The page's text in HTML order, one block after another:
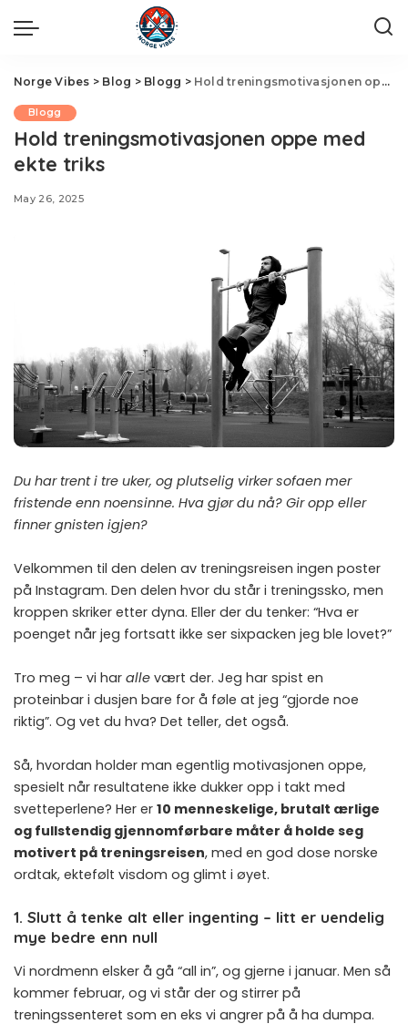
Norge Vibes > Blog > Blogg > Hold treningsmotivasjonen oppe med ekte triks
Blogg
Hold treningsmotivasjonen oppe med
ekte triks
May 26, 2025
Du har trent i tre uker, og plutselig virker sofaen mer
fristende enn noensinne. Hva gjør du nå? Gir opp eller
finner gnisten igjen?
Velkommen til den delen av treningsreisen ingen poster
på Instagram. Den delen hvor du står i treningssko, men
kroppen skriker etter dyna. Eller der du tenker: “Hva er
poenget når jeg fortsatt ikke ser sixpacken jeg ble lovet?”
Tro meg – vi har alle vært der. Jeg har spist en
proteinbar i dusjen bare for å føle at jeg “gjorde noe
riktig”. Og vet du hva? Det teller, det også.
Så, hvordan holder man egentlig motivasjonen oppe,
spesielt når resultatene ikke dukker opp i takt med
svetteperlene? Her er 10 menneskelige, brutalt ærlige
og fullstendig gjennomførbare måter å holde seg
motivert på treningsreisen, med en god dose norske
ordtak, ektefølt visdom og glimt i øyet.
1. Slutt å tenke alt eller ingenting – litt er uendelig
mye bedre enn null
Vi nordmenn elsker å gå “all in”, og gjerne i januar. Men så
kommer februar, og vi står der og stirrer på
treningssenteret som en eks vi angrer på å ha dumpa.